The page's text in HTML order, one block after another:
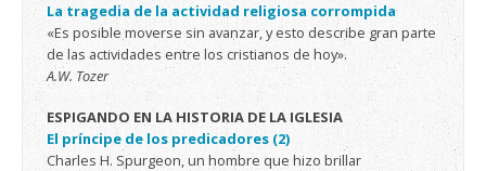
La tragedia de la actividad religiosa corrompida
«Es posible moverse sin avanzar, y esto describe gran parte
de las actividades entre los cristianos de hoy».
A.W. Tozer
ESPIGANDO EN LA HISTORIA DE LA IGLESIA
El príncipe de los predicadores (2)
Charles H. Spurgeon, un hombre que hizo brillar